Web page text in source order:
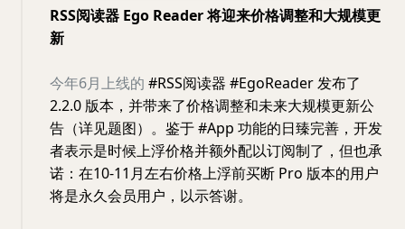
RSS阅读器 Ego Reader 将迎来价格调整和大规模更
新
今年6月上线的 #RSS阅读器 #EgoReader 发布了
2.2.0 版本，并带来了价格调整和未来大规模更新公
告（详见题图）。鉴于 #App 功能的日臻完善，开发
者表示是时候上浮价格并额外配以订阅制了，但也承
诺：在10-11月左右价格上浮前买断 Pro 版本的用户
将是永久会员用户，以示答谢。